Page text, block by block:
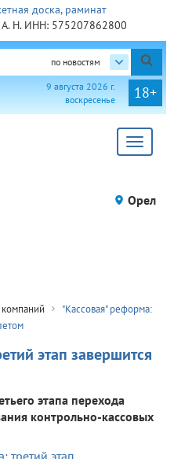
Н. ИНН: 575207862800
по новостям
18+
9 августа 2026 г.
воскресенье
Toggle
Орел
"Кассовая" реформа:
этап завершится
этапа перехода
контрольно-кассовых